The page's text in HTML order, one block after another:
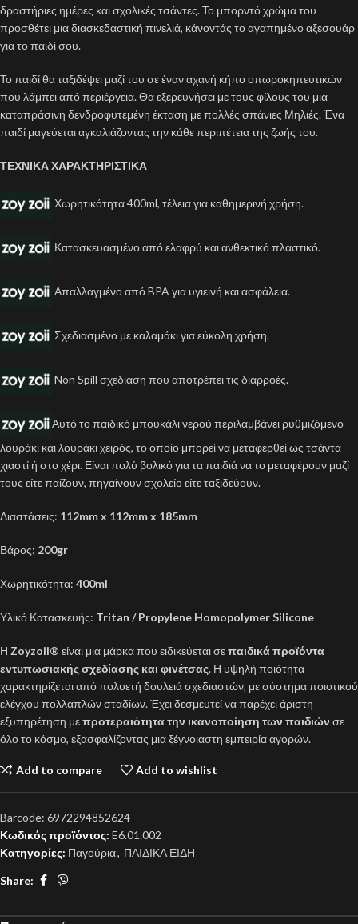
δραστήριες ημέρες και σχολικές τσάντες. Το μπορντό χρώμα του
προσθέτει μια διασκεδαστική πινελιά, κάνοντάς το αγαπημένο αξεσουάρ
για το παιδί σου.
Το παιδί θα ταξιδέψει μαζί του σε έναν αχανή κήπο οπωροκηπευτικών
που λάμπει από περιέργεια. Θα εξερευνήσει με τους φίλους του μια
καταπράσινη δενδροφυτεμένη έκταση με πολλές σπάνιες Μηλιές. Ένα
παιδί μαγεύεται αγκαλιάζοντας την κάθε περιπέτεια της ζωής του.
ΤΕΧΝΙΚΑ ΧΑΡΑΚΤΗΡΙΣΤΙΚΑ
Χωρητικότητα 400ml, τέλεια για καθημερινή χρήση.
Κατασκευασμένο από ελαφρύ και ανθεκτικό πλαστικό.
Απαλλαγμένο από BPA για υγιεινή και ασφάλεια.
Σχεδιασμένο με καλαμάκι για εύκολη χρήση.
Non Spill σχεδίαση που αποτρέπει τις διαρροές.
Αυτό το παιδικό μπουκάλι νερού περιλαμβάνει ρυθμιζόμενο
λουράκι και λουράκι χειρός, το οποίο μπορεί να μεταφερθεί ως τσάντα
χιαστί ή στο χέρι. Είναι πολύ βολικό για τα παιδιά να το μεταφέρουν μαζί
τους είτε παίζουν, πηγαίνουν σχολείο είτε ταξιδεύουν.
Διαστάσεις: 112mm x 112mm x 185mm
Βάρος: 200gr
Χωρητικότητα: 400ml
Υλικό Κατασκευής: Tritan / Propylene Homopolymer Silicone
Η Zoyzoii® είναι μια μάρκα που ειδικεύεται σεπαιδικά προϊόντα
εντυπωσιακής σχεδίασης και φινέτσας. Η υψηλή ποιότητα
χαρακτηρίζεται από πολυετή δουλειά σχεδιαστών, με σύστημα ποιοτικού
ελέγχου πολλαπλών σταδίων. Έχει δεσμευτεί να παρέχει άριστη
εξυπηρέτηση μεπροτεραιότητα την ικανοποίηση των παιδιών σε
όλο το κόσμο, εξασφαλίζοντας μια ξέγνοιαστη εμπειρία αγορών.
Add to compare Add to wishlist
Barcode: 6972294852624
Κωδικός προϊόντος: E6.01.002
Κατηγορίες: Παγούρια, ΠΑΙΔΙΚΑ ΕΙΔΗ
Share: